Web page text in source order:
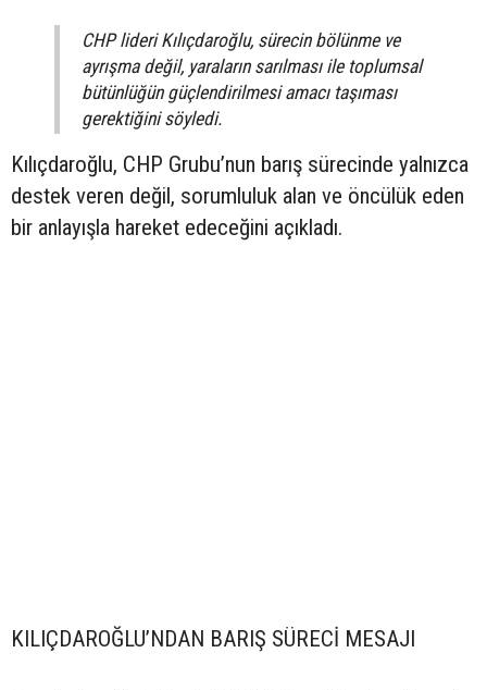
CHP lideri Kılıçdaroğlu, sürecin bölünme ve
ayrışma değil, yaraların sarılması ile toplumsal
bütünlüğün güçlendirilmesi amacı taşıması
gerektiğini söyledi.
Kılıçdaroğlu, CHP Grubu’nun barış sürecinde yalnızca
destek veren değil, sorumluluk alan ve öncülük eden
bir anlayışla hareket edeceğini açıkladı.
KILIÇDAROĞLU’NDAN BARIŞ SÜRECİ MESAJI